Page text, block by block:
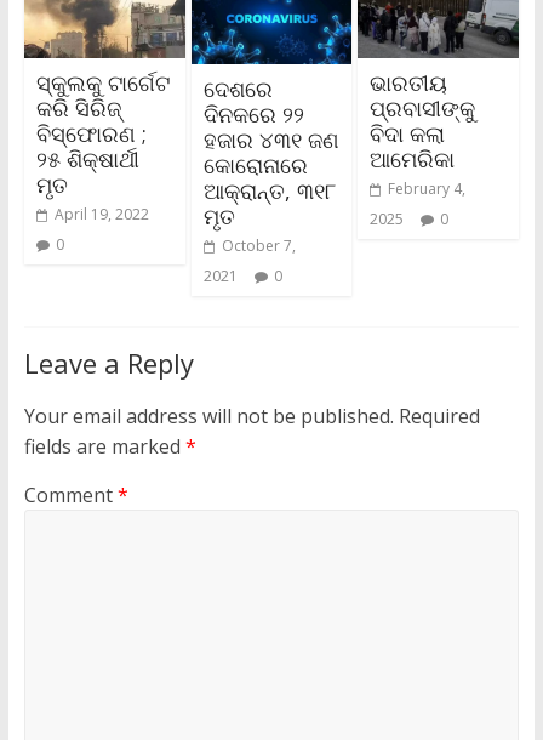
ସ୍କୁଲକୁ ଟାର୍ଗେଟ
କରି ସିରିଜ୍‌
ବିସ୍ଫୋରଣ ;
୨୫ ଶିକ୍ଷାର୍ଥୀ
ମୃତ
April 19, 2022
0
ଦେଶରେ
ଦିନକରେ ୨୨
ହଜାର ୪୩୧ ଜଣ
କୋରୋନାରେ
ଆକ୍ରାନ୍ତ, ୩୧୮
ମୃତ
October 7,
2021
0
ଭାରତୀୟ
ପ୍ରବାସୀଙ୍କୁ
ବିଦା କଲା
ଆମେରିକା
February 4,
2025
0
Leave a Reply
Your email address will not be published. Required
fields are marked *
Comment*